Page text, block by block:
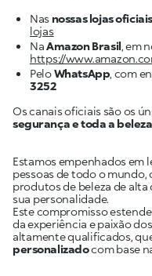
Nas nossas lojas oficiais
lojas
NaAmazon Brasil, em
https://
PeloWhatsApp, com
3252
Os canais oficiais são os
segurança e toda a
Estamos empenhados em
pessoas de todo o
produtos de beleza de alta
sua personalidade.
Este compromisso
da experiência e paixão
altamente qualificados,
personalizadocom base